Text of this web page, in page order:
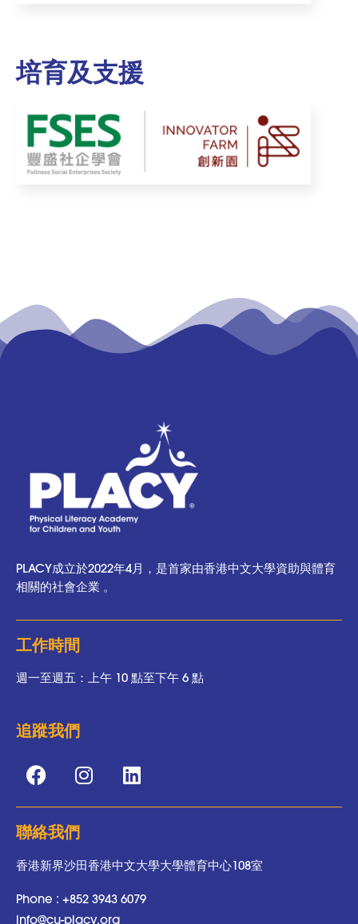
培育及支援
PLACY成立於2022年4月，是首家由香港中文大學資助與體育
相關的社會企業 。
工作時間
週一至週五：上午 10 點至下午 6 點
追蹤我們
聯絡我們
香港新界沙田香港中文大學大學體育中心108室
Phone : +852 3943 6079
info@cu-placy.org